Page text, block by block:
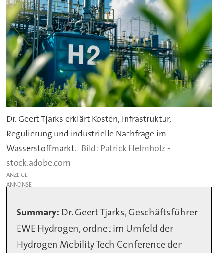
Dr. Geert Tjarks erklärt Kosten, Infrastruktur,
Regulierung und industrielle Nachfrage im
Wasserstoffmarkt.
Patrick Helmholz -
stock.adobe.com
ANZEIGE
Summary: Dr. Geert Tjarks, Geschäftsführer
EWE Hydrogen, ordnet im Umfeld der
Hydrogen Mobility Tech Conference den